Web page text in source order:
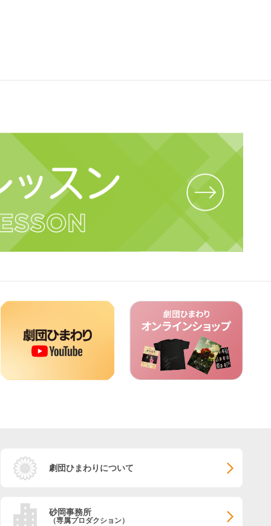
劇団ひまわりについて
砂岡事務所
（専属プロダクション）